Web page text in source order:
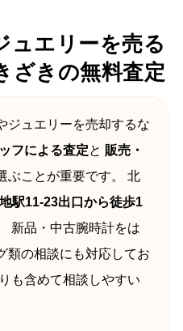
ュエリーを売る
ざきの無料査定
ジュエリーを売却するな
フによる査定と 販売・
ぶことが重要です。 北
駅11-23出口から徒歩1
新品・中古腕時計をは
類の相談にも対応してお
も含めて相談しやすい